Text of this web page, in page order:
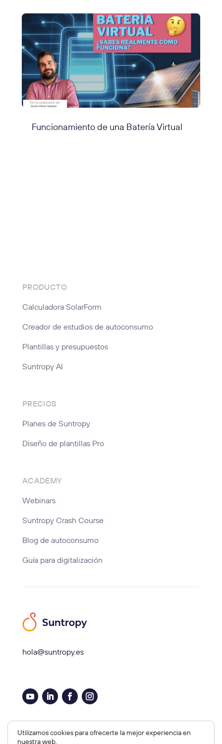
Funcionamiento de una Batería Virtual
PRODUCTO
Calculadora SolarForm
Creador de estudios de autoconsumo
Plantillas y presupuestos
Suntropy AI
PRECIOS
Planes de Suntropy
Diseño de plantillas Pro
ACADEMY
Webinars
Suntropy Crash Course
Blog de autoconsumo
Guía para digitalización
hola@suntropy.es
Aviso legal, Cookies y Privacidad
Utilizamos cookies para ofrecerte la mejor experiencia en
nuestra web.